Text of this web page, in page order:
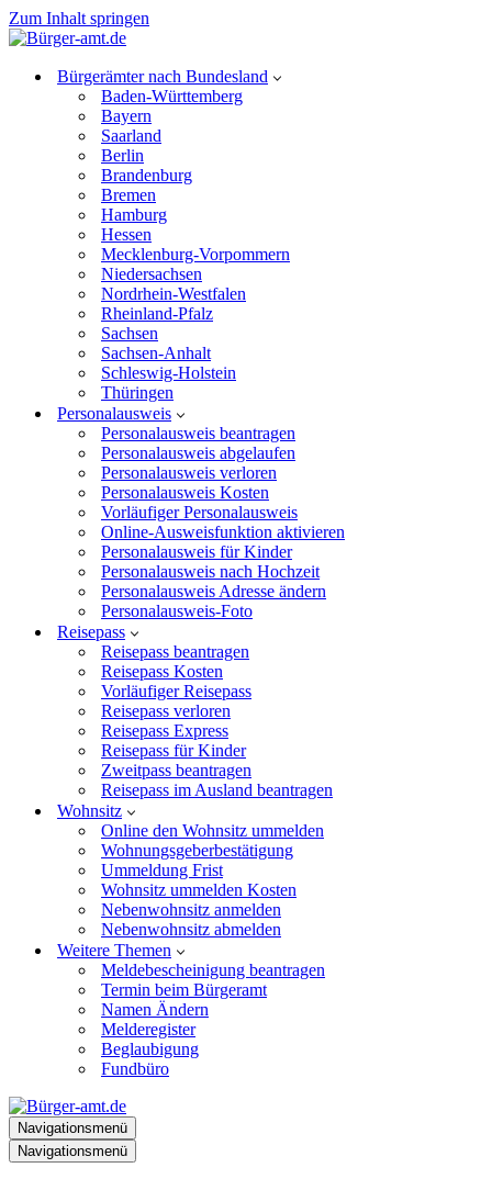
Zum Inhalt springen
Bürgerämter nach Bundesland
Baden-Württemberg
Bayern
Saarland
Berlin
Brandenburg
Bremen
Hamburg
Hessen
Mecklenburg-Vorpommern
Niedersachsen
Nordrhein-Westfalen
Rheinland-Pfalz
Sachsen
Sachsen-Anhalt
Schleswig-Holstein
Thüringen
Personalausweis
Personalausweis beantragen
Personalausweis abgelaufen
Personalausweis verloren
Personalausweis Kosten
Vorläufiger Personalausweis
Online-Ausweisfunktion aktivieren
Personalausweis für Kinder
Personalausweis nach Hochzeit
Personalausweis Adresse ändern
Personalausweis-Foto
Reisepass
Reisepass beantragen
Reisepass Kosten
Vorläufiger Reisepass
Reisepass verloren
Reisepass Express
Reisepass für Kinder
Zweitpass beantragen
Reisepass im Ausland beantragen
Wohnsitz
Online den Wohnsitz ummelden
Wohnungsgeberbestätigung
Ummeldung Frist
Wohnsitz ummelden Kosten
Nebenwohnsitz anmelden
Nebenwohnsitz abmelden
Weitere Themen
Meldebescheinigung beantragen
Termin beim Bürgeramt
Namen Ändern
Melderegister
Beglaubigung
Fundbüro
Navigationsmenü
Navigationsmenü